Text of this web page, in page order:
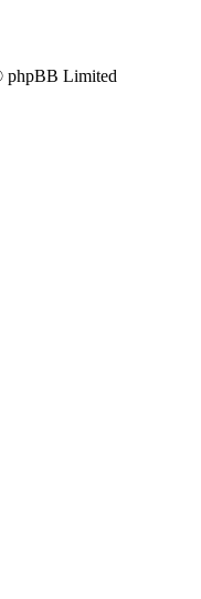
phpBB Limited